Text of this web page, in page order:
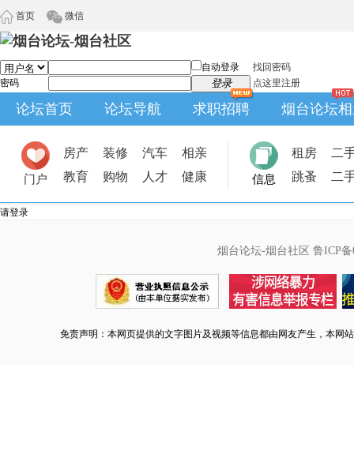
首页 微信
自动登录
找回密码
密码
登录 点这里注册
论坛首页 论坛导航 求职招聘 烟台论坛
门户
房产 装修 汽车
相亲
教育
购物 人才 健康 信息
租房
二
跳蚤
二
请登录
烟台论坛-烟台社区 鲁ICP备
免责声明：本网页提供的文字图片及视频等信息都由网友产生，本网